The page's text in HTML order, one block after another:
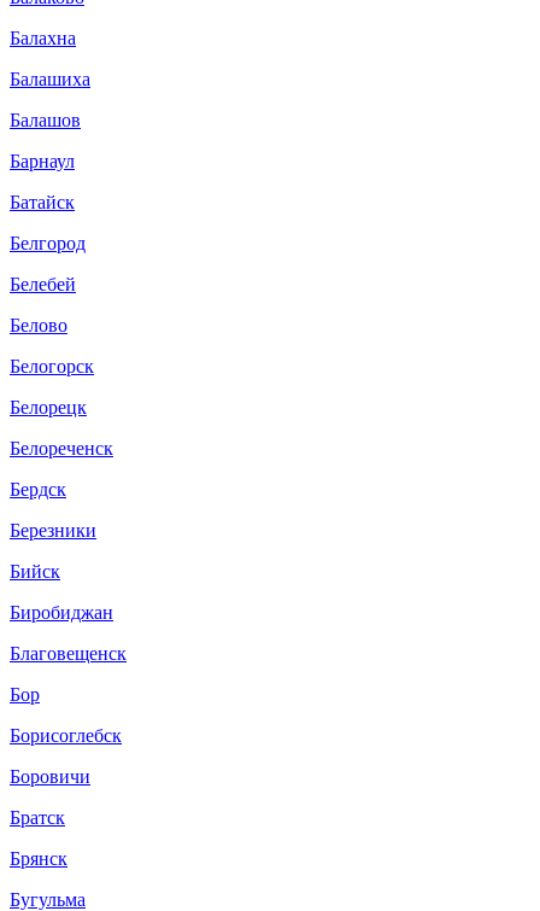
Балахна
Балашиха
Балашов
Барнаул
Батайск
Белгород
Белебей
Белово
Белогорск
Белорецк
Белореченск
Бердск
Березники
Бийск
Биробиджан
Благовещенск
Бор
Борисоглебск
Боровичи
Братск
Брянск
Бугульма